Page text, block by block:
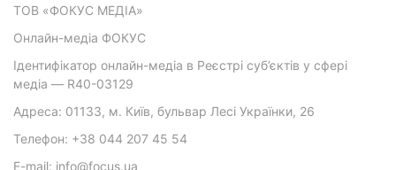
ТОВ «ФОКУС МЕДІА»
Онлайн-медіа ФОКУС
Ідентифікатор онлайн-медіа в Реєстрі суб’єктів у сфері
медіа — R40-03129
Адреса: 01133, м. Київ, бульвар Лесі Українки, 26
Телефон: +38 044 207 45 54
E-mail: info@focus.ua